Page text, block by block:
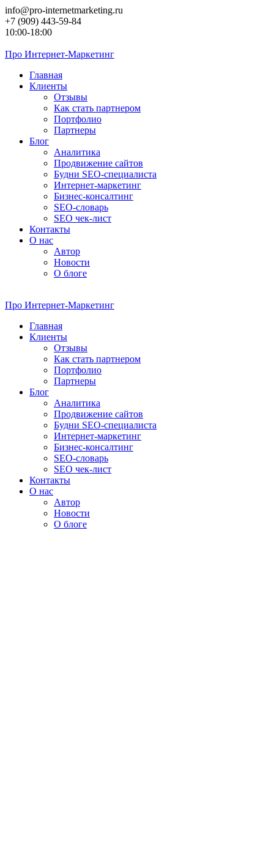
Перейти
к
контенту
info@pro-internetmarketing.ru
+7 (909) 443-59-84
10:00-18:00
Про Интернет-Маркетинг
Главная
Клиенты
Отзывы
Как стать партнером
Портфолио
Партнеры
Блог
Аналитика
Продвижение сайтов
Будни SEO-специалиста
Интернет-маркетинг
Бизнес-консалтинг
SEO-словарь
SEO чек-лист
Контакты
О нас
Автор
Новости
О блоге
Про Интернет-Маркетинг
Главная
Клиенты
Отзывы
Как стать партнером
Портфолио
Партнеры
Блог
Аналитика
Продвижение сайтов
Будни SEO-специалиста
Интернет-маркетинг
Бизнес-консалтинг
SEO-словарь
SEO чек-лист
Контакты
О нас
Автор
Новости
О блоге